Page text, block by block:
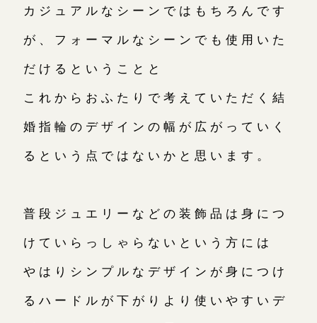
カジュアルなシーンではもちろんです
が、フォーマルなシーンでも使用いた
だけるということと
これからおふたりで考えていただく結
婚指輪のデザインの幅が広がっていく
るという点ではないかと思います。
普段ジュエリーなどの装飾品は身につ
けていらっしゃらないという方には
やはりシンプルなデザインが身につけ
るハードルが下がりより使いやすいデ